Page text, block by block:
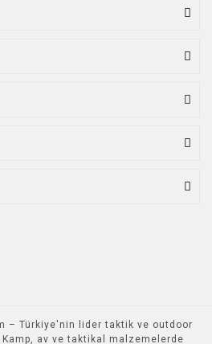
– Türkiye'nin lider taktik ve outdoor
Kamp, av ve taktikal malzemelerde